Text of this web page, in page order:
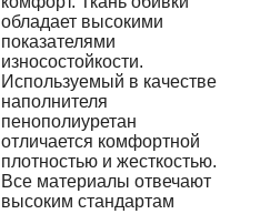
обладает высокими
показателями
износостойкости.
Используемый в качестве
наполнителя
пенополиуретан
отличается комфортной
плотностью и жесткостью.
Все материалы отвечают
высоким стандартам